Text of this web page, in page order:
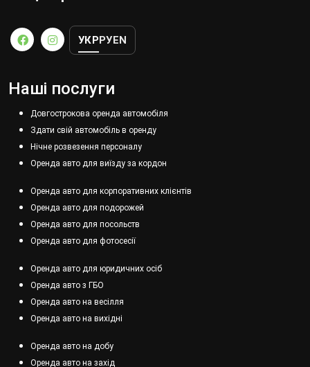
УКРРУEN
Наші послуги
Довгострокова оренда автомобіля
Здати свій автомобіль в оренду
Нічне розвезення персоналу
Оренда авто для виїзду за кордон
Оренда авто для корпоративних клієнтів
Оренда авто для подорожей
Оренда авто для посольств
Оренда авто для фотосесії
Оренда авто для юридичних осіб
Оренда авто з ГБО
Оренда авто на весілля
Оренда авто на вихідні
Оренда авто на добу
Оренда авто на захід